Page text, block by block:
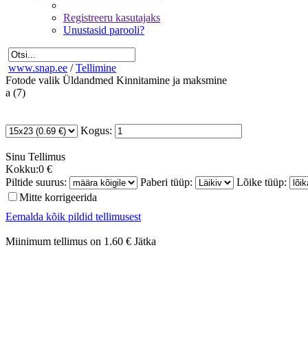
Registreeru kasutajaks
Unustasid parooli?
www.snap.ee / Tellimine
Fotode valik Üldandmed Kinnitamine ja maksmine
a (7)
Kogus:
Sinu Tellimus
Kokku:0 €
Piltide suurus:
Paberi tüüp:
Lõike tüüp:
Mitte korrigeerida
Eemalda kõik pildid tellimusest
Miinimum tellimus on 1.60 € Jätka